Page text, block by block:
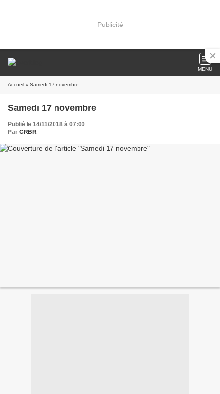
Publicité
MENU
Accueil » Samedi 17 novembre
Samedi 17 novembre
Publié le 14/11/2018 à 07:00
Par CRBR